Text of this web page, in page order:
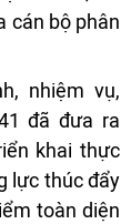
cán bộ phân
nhiệm vụ,
đã đưa ra
khai thực
lực thúc đẩy
toàn diện